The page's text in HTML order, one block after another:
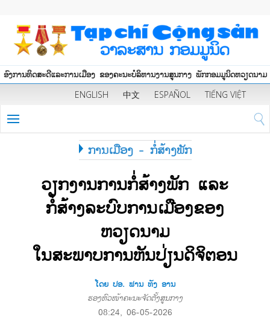
ອົງການທິດສະດີແລະການເມືອງ ຂອງຄະນະບໍລິຫານງານສູນກາງ ພັກກອມມູນິດຫວຽດນາມ
ENGLISH 中文 ESPAÑOL TIẾNG VIỆT
ການເມືອງ - ກໍ່ສ້າງພັກ
ວຽກງານການກໍ່ສ້າງພັກ ແລະ
ກໍ່ສ້າງລະບົບການເມືອງຂອງ
ຫວຽດນາມ
ໃນສະພາບການຫັນປ່ຽນດິຈິຕອນ
ໂດຍ ປອ. ຟານ ທັງ ອານ
ຮອງຫົວໜ້າຄະນະຈັດຕັ້ງສູນກາງ
08:24, 06-05-2026